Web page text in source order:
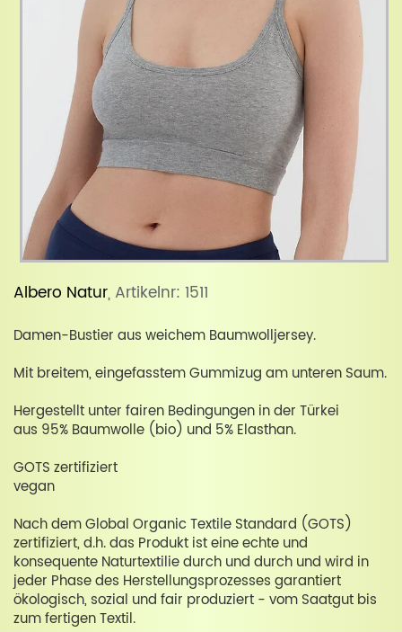
Albero Natur, Artikelnr: 1511
Damen-Bustier aus weichem Baumwolljersey.
Mit breitem, eingefasstem Gummizug am unteren Saum.
Hergestellt unter fairen Bedingungen in der Türkei
aus 95% Baumwolle (bio) und 5% Elasthan.
GOTS zertifiziert
vegan
Nach dem Global Organic Textile Standard (GOTS)
zertifiziert, d.h. das Produkt ist eine echte und
konsequente Naturtextilie durch und durch und wird in
jeder Phase des Herstellungsprozesses garantiert
ökologisch, sozial und fair produziert - vom Saatgut bis
zum fertigen Textil.